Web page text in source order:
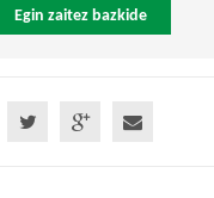
Egin zaitez bazkide